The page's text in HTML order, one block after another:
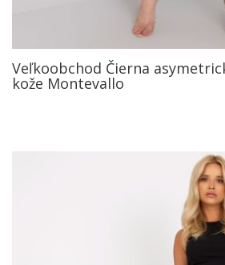
Veľkoobchod Čierna
kože Montevallo